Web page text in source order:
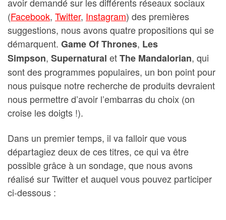
avoir demandé sur les différents réseaux sociaux
(Facebook, Twitter, Instagram) des premières
suggestions, nous avons quatre propositions qui se
démarquent. Game Of Thrones, Les
Simpson, Supernatural etThe Mandalorian, qui
sont des programmes populaires, un bon point pour
nous puisque notre recherche de produits devraient
nous permettre d’avoir l’embarras du choix (on
croise les doigts !).
Dans un premier temps, il va falloir que vous
départagiez deux de ces titres, ce qui va être
possible grâce à un sondage, que nous avons
réalisé sur Twitter et auquel vous pouvez participer
ci-dessous :